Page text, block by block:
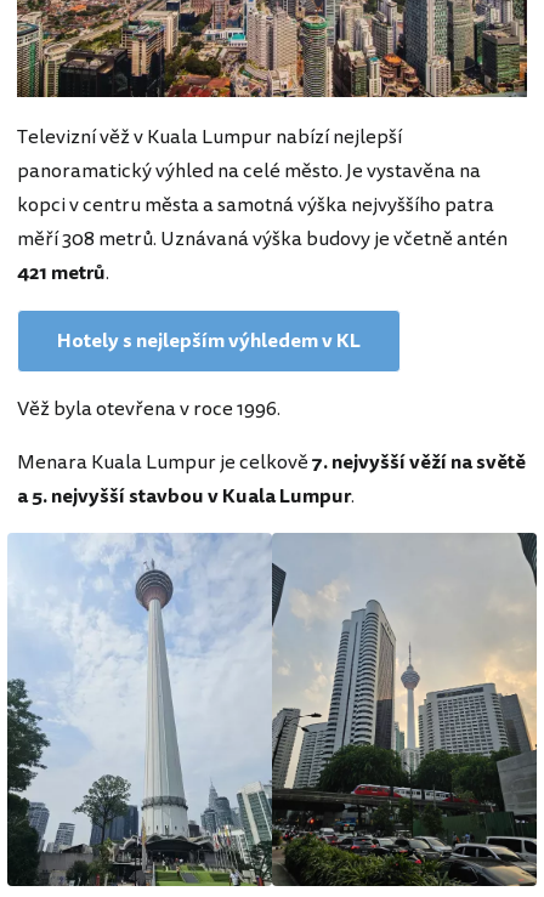
Televizní věž v Kuala Lumpur nabízí nejlepší
panoramatický výhled na celé město. Je vystavěna na
kopci v centru města a samotná výška nejvyššího patra
měří 308 metrů. Uznávaná výška budovy je včetně antén
421 metrů.
Hotely s nejlepším výhledem v KL
Věž byla otevřena v roce 1996.
Menara Kuala Lumpur je celkově7. nejvyšší věží na světě
a 5. nejvyšší stavbou v Kuala Lumpur.